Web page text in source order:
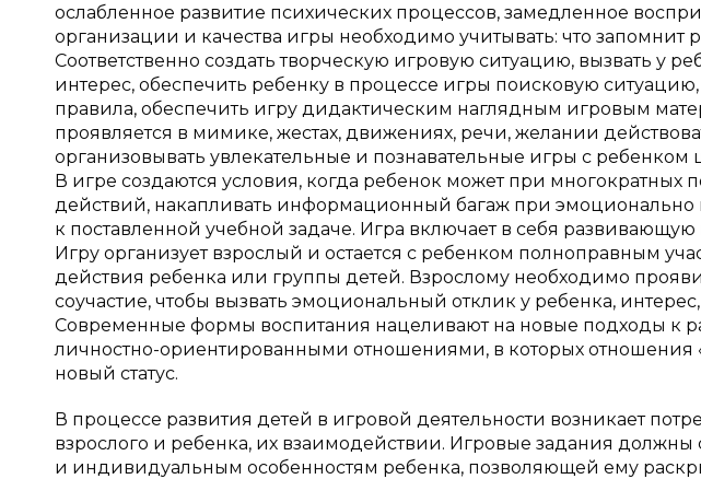
ослабленное развитие психических процессов, замедленное
организации и качества игры необходимо учитывать: что запомнит
Соответственно создать творческую игровую ситуацию, вызвать у
интерес, обеспечить ребенку в процессе игры поисковую
правила, обеспечить игру дидактическим наглядным игровым
проявляется в мимике, жестах, движениях, речи, желании
организовывать увлекательные и познавательные игры с ребенком
В игре создаются условия, когда ребенок может при многократных
действий, накапливать информационный багаж при
к поставленной учебной задаче. Игра включает в себя
Игру организует взрослый и остается с ребенком полноправным
действия ребенка или группы детей. Взрослому необходимо
соучастие, чтобы вызвать эмоциональный отклик у ребенка,
Современные формы воспитания нацеливают на новые подходы к
личностно-ориентированными отношениями, в которых отношения
новый статус.
В процессе развития детей в игровой деятельности возникает
взрослого и ребенка, их взаимодействии. Игровые задания должны
и индивидуальным особенностям ребенка, позволяющей ему